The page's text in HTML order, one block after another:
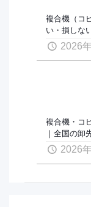
複合機（コ
い・損しな
2026
複合機・コ
｜全国の卸
2026